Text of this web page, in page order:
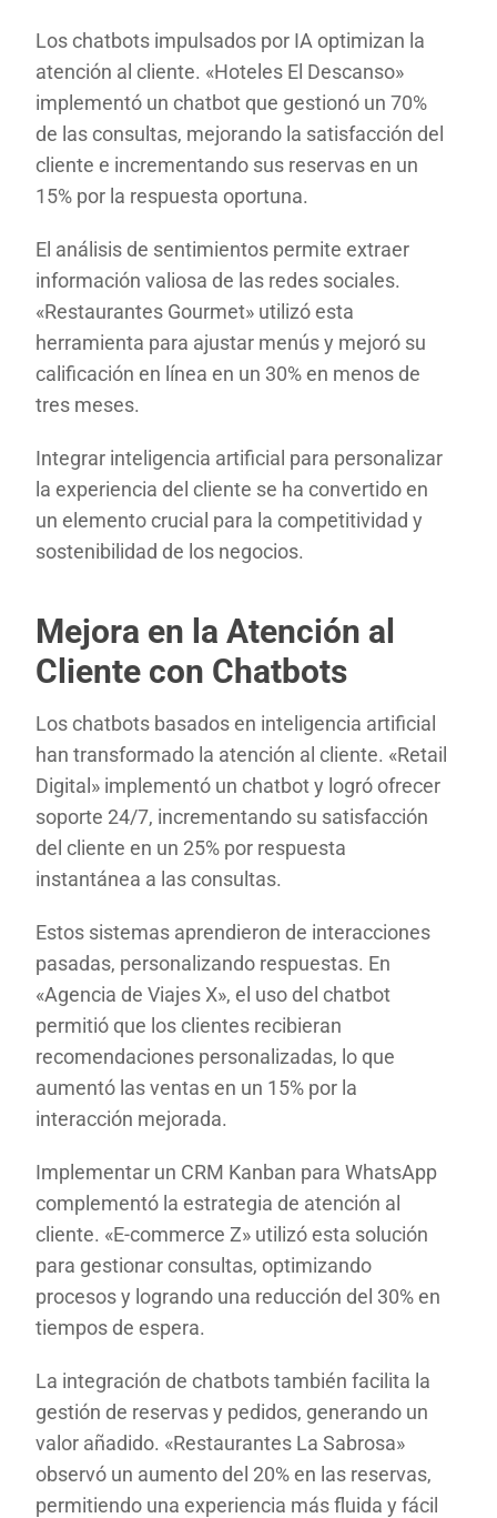
Los chatbots impulsados por IA optimizan la
atención al cliente. «Hoteles El Descanso»
implementó un chatbot que gestionó un 70%
de las consultas, mejorando la satisfacción del
cliente e incrementando sus reservas en un
15% por la respuesta oportuna.
El análisis de sentimientos permite extraer
información valiosa de las redes sociales.
«Restaurantes Gourmet» utilizó esta
herramienta para ajustar menús y mejoró su
calificación en línea en un 30% en menos de
tres meses.
Integrar inteligencia artificial para personalizar
la experiencia del cliente se ha convertido en
un elemento crucial para la competitividad y
sostenibilidad de los negocios.
Mejora en la Atención al
Cliente con Chatbots
Los chatbots basados en inteligencia artificial
han transformado la atención al cliente. «Retail
Digital» implementó un chatbot y logró ofrecer
soporte 24/7, incrementando su satisfacción
del cliente en un 25% por respuesta
instantánea a las consultas.
Estos sistemas aprendieron de interacciones
pasadas, personalizando respuestas. En
«Agencia de Viajes X», el uso del chatbot
permitió que los clientes recibieran
recomendaciones personalizadas, lo que
aumentó las ventas en un 15% por la
interacción mejorada.
Implementar un CRM Kanban para WhatsApp
complementó la estrategia de atención al
cliente. «E-commerce Z» utilizó esta solución
para gestionar consultas, optimizando
procesos y logrando una reducción del 30% en
tiempos de espera.
La integración de chatbots también facilita la
gestión de reservas y pedidos, generando un
valor añadido. «Restaurantes La Sabrosa»
observó un aumento del 20% en las reservas,
permitiendo una experiencia más fluida y fácil